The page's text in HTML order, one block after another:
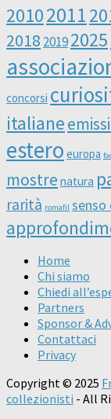
20102011
2018 20192025
concorsi
italiane
estero europa
mostre natura
rarità romafil senso
Home
Chi siamo
Chiedi
Partners
Sponsor &
Contattaci
Privacy
Copyright © 2025
collezionisti - All